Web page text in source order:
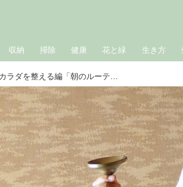
収納 掃除 健康 花と緑 生き方
ネパール流、澄んだ暮らし｜カラダを整える編「朝のルーティン」